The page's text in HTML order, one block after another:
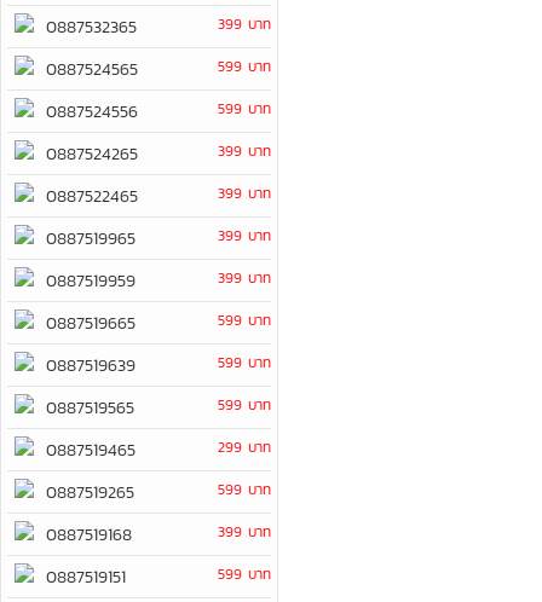
0887532365 399 บาท
0887524565 599 บาท
0887524556 599 บาท
0887524265 399 บาท
0887522465 399 บาท
0887519965 399 บาท
0887519959 399 บาท
0887519665 599 บาท
0887519639 599 บาท
0887519565 599 บาท
0887519465 299 บาท
0887519265 599 บาท
0887519168 399 บาท
0887519151 599 บาท